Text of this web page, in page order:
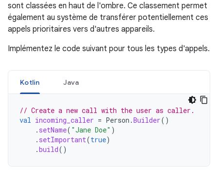
sont classées en haut de l'ombre. Ce classement permet
également au système de transférer potentiellement ces
appels prioritaires vers d'autres appareils.
Implémentez le code suivant pour tous les types d'appels.
Kotlin Java
// Create a new call with the user as caller.
val incoming_caller = Person .Builder()
. setName( "Jane Doe" )
. setImportant(true)
.build()